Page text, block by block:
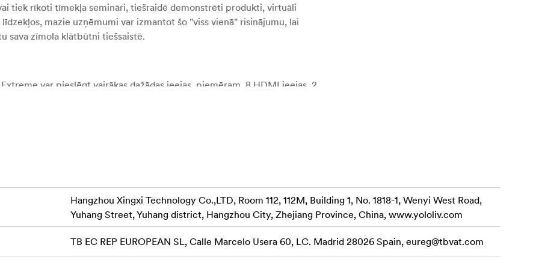
tiek rīkoti tīmekļa semināri, tiešraidē demonstrēti produkti, virtuāli
mazie uzņēmumi var izmantot šo "viss vienā" risinājumu, lai
sava zīmola klātbūtni tiešsaistē.
var pieslēgt vairākas dažādas ieejas, piemēram, 8 HDMI ieejas, 2
platformām, piemēram, YouTube, Facebook un Twitch,
atsevišķa datora vai programmatūras.
ātru un atsaucīgu darbību, kas nodrošina vienmērīgu video pārslēgšanu,
Hangzhou Xingxi Technology Co.,LTD, Room 112, 112M, Building 1, No. 1818-1, Wenyi West Road,
Yuhang Street, Yuhang district, Hangzhou City, Zhejiang Province, China, www.yololiv.com
TB EC REP EUROPEAN SL, Calle Marcelo Usera 60, LC. Madrid 28026 Spain, eureg@tbvat.com